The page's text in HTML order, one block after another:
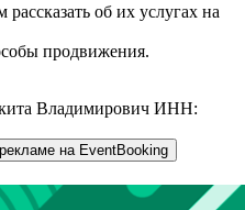
об их услугах на
продвижения.
Владимирович ИНН:
на EventBooking